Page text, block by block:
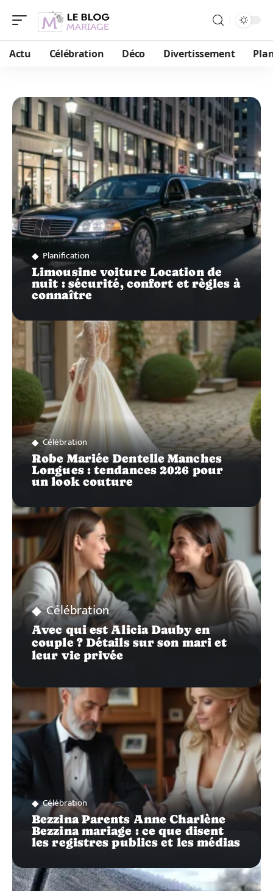
Actu Célébration Déco Divertissement
Planification
Limousine voiture Location de
nuit : sécurité, confort et règles à
connaître
Célébration
Robe Mariée Dentelle Manches
Longues : tendances 2026 pour
un look couture
Célébration
Avec qui est Alicia Dauby en
couple ? Détails sur son mari et
leur vie privée
Célébration
Bezzina Parents Anne Charlène
Bezzina mariage : ce que disent
les registres publics et les médias